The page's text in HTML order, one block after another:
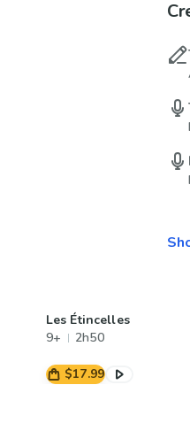
Les Étincelles
9+
2h50
$17.99